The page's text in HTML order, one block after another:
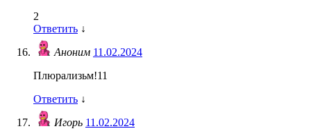
2
Ответить ↓
Аноним 11.02.2024
Плюрализьм!11
Ответить ↓
Игорь 11.02.2024